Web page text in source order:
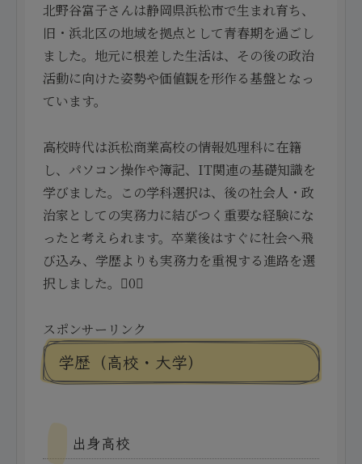
北野谷富子さんは静岡県浜松市で生まれ育ち、
旧・浜北区の地域を拠点として青春期を過ごし
ました。地元に根差した生活は、その後の政治
活動に向けた姿勢や価値観を形作る基盤となっ
ています。
高校時代は浜松商業高校の情報処理科に在籍
し、パソコン操作や簿記、IT関連の基礎知識を
学びました。この学科選択は、後の社会人・政
治家としての実務力に結びつく重要な経験にな
ったと考えられます。卒業後はすぐに社会へ飛
び込み、学歴よりも実務力を重視する進路を選
択しました。0
スポンサーリンク
学歴（高校・大学）
出身高校